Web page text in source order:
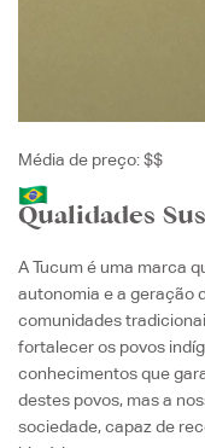
Média de preço: $$
Qualidades
A Tucum é uma marca
autonomia e a geração
comunidades
fortalecer os povos
conhecimentos que
destes povos, mas a
sociedade, capaz de